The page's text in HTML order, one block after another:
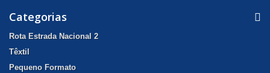
Categorias
Rota Estrada Nacional 2
Têxtil
Pequeno Formato